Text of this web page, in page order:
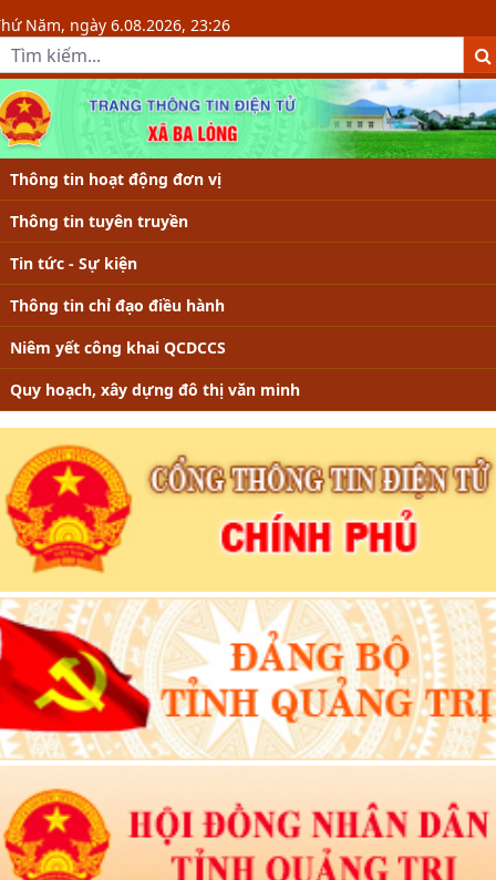
Chi tiết văn bản - Xã Ba Lòng, tỉnh
Năm, ngày 6.08.2026, 23:26
Thông tin hoạt động đơn vị
Thông tin tuyên truyền
Tin tức - Sự kiện
Thông tin chỉ đạo điều hành
Niêm yết công khai QCDCCS
Quy hoạch, xây dựng đô thị văn minh